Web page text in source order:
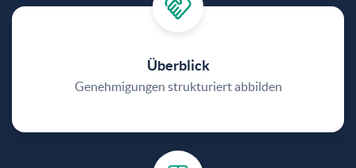
Überblick
Genehmigungen strukturiert abbilden